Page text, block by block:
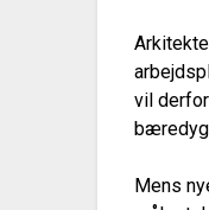
vil
Mens